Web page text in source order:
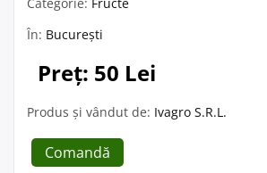
În: București
Preț: 50 Lei
Produs și vândut de: Ivagro S.R.L.
Comandă